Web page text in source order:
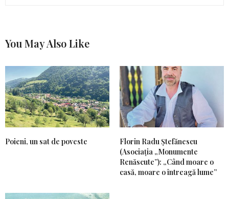
You May Also Like
Poieni, un sat de poveste
Florin Radu Ștefănescu
(Asociația „Monumente
Renăscute”): „Când moare o
casă, moare o întreagă lume”